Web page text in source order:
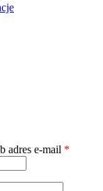
adres e-mail *